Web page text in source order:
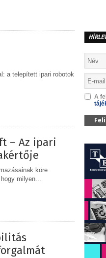
a telepített ipari robotok
– Az ipari
köre
milyen...
A